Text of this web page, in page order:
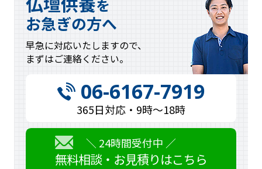
を
お急ぎの方へ
早急に対応いたしますので、
まずはご連絡ください。
06-6167-7919
365日対応・9時〜18時
＼ 24時間受付中 ／
無料相談・お見積りはこちら